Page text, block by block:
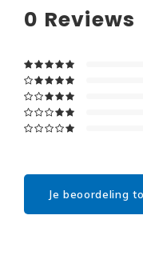
0 Reviews
Je beoordeling